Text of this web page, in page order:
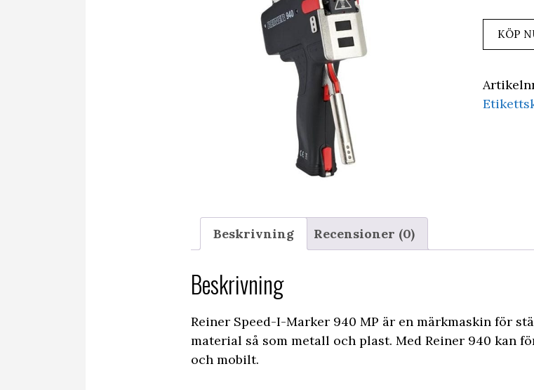
KÖP
Beskrivning Recensioner (0)
Beskrivning
Reiner Speed-I-Marker 940 MP är en märkmaskin för
material så som metall och plast. Med Reiner 940 kan
och mobilt.